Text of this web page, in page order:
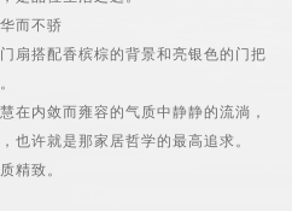
而不骄
搭配香槟棕的背景和亮银色的门把
内敛而雍容的气质中静静的流淌，
也许就是那家居哲学的最高追求。
精致。